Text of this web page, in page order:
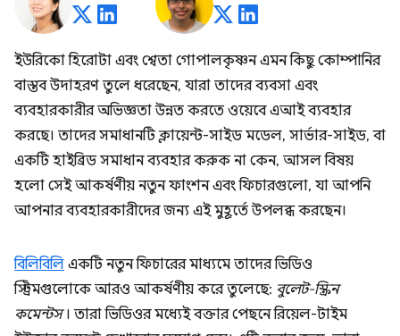
ইউরিকো হিরোটা এবং শ্বেতা গোপালকৃষ্ণন এমন কিছু কোম্পানির
বাস্তব উদাহরণ তুলে ধরেছেন, যারা তাদের ব্যবসা এবং
ব্যবহারকারীর অভিজ্ঞতা উন্নত করতে ওয়েবে এআই ব্যবহার
করছে। তাদের সমাধানটি ক্লায়েন্ট-সাইড মডেল, সার্ভার-সাইড, বা
একটি হাইব্রিড সমাধান ব্যবহার করুক না কেন, আসল বিষয়
হলো সেই আকর্ষণীয় নতুন ফাংশন এবং ফিচারগুলো, যা আপনি
আপনার ব্যবহারকারীদের জন্য এই মুহূর্তে উপলব্ধ করছেন।
বিলিবিলি একটি নতুন ফিচারের মাধ্যমে তাদের ভিডিও
স্ট্রিমগুলোকে আরও আকর্ষণীয় করে তুলেছে: বুলেট-স্ক্রিন
কমেন্টস। তারা ভিডিওর মধ্যেই বক্তার পেছনে রিয়েল-টাইম